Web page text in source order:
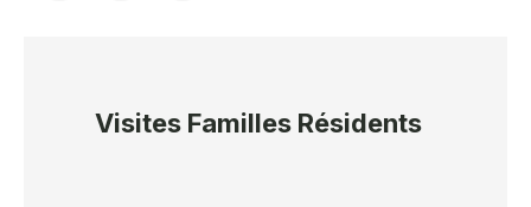
Visites Familles Résidents